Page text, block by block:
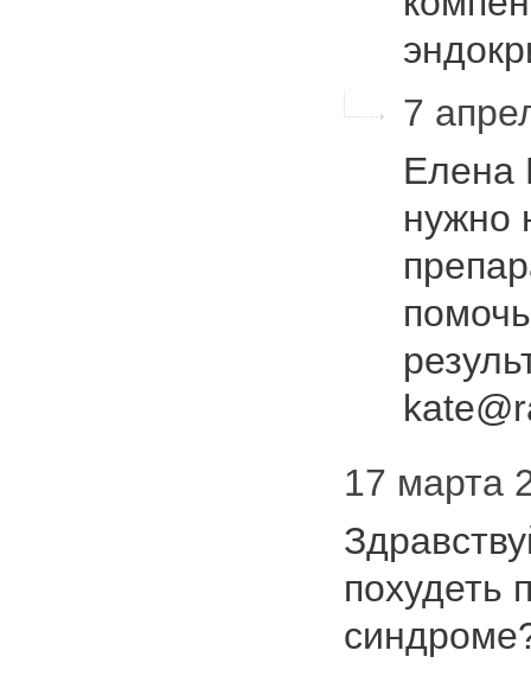
7
Елена
нужно
17 марта
похудеть